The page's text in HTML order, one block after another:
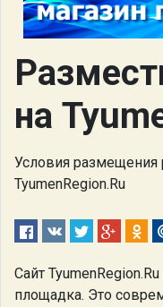
на
Условия размещения
TyumenRegion.Ru
Сайт
площадка. Это